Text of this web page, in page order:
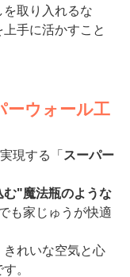
取り入れるな
手に活かすこと
ーウォール工
現する「 スーパー
む"魔法瓶のような
も家じゅうが快適
きれいな空気と心
。